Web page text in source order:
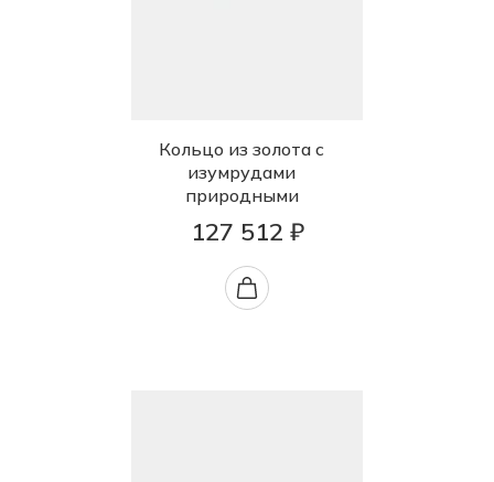
Кольцо из золота с
изумрудами
природными
127 512 ₽